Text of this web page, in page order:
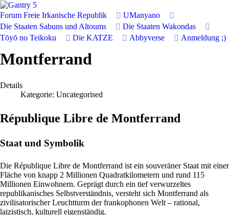
Forum Freie Irkanische Republik
UManyano
Die Staaten Sabuns und Altoums
Die Staaten Wakondas
Tōyō no Teikoku
Die KATZE Abbyverse Anmeldung ;)
Montferrand
Details
Kategorie: Uncategorised
République Libre de Montferrand
Staat und Symbolik
Die République Libre de Montferrand ist ein souveräner Staat mit einer
Fläche von knapp 2 Millionen Quadratkilometern und rund 115
Millionen Einwohnern. Geprägt durch ein tief verwurzeltes
republikanisches Selbstverständnis, versteht sich Montferrand als
zivilisatorischer Leuchtturm der frankophonen Welt – rational,
laizistisch, kulturell eigenständig.